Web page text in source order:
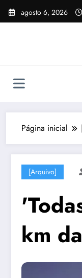
Pular
para
agosto 6, 2026
Página inicial
[Arquivo]
km